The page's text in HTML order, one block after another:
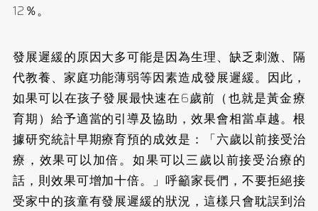
12％。
發展遲緩的原因大多可能是因為生理、缺乏刺激、隔
代教養、家庭功能薄弱等因素造成發展遲緩。因此，
如果可以在孩子發展最快速在6歲前（也就是黃金療
育期）給予適當的引導及協助，效果會相當卓越。根
據研究統計早期療育預的成效是：「六歲以前接受治
療，效果可以加倍。如果可以三歲以前接受治療的
話，則效果可增加十倍。」呼籲家長們，不要拒絕接
受家中的孩童有發展遲緩的狀況，這樣只會耽誤到治